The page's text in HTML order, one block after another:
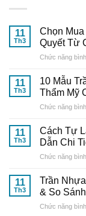
11
Th3
Chọn
Quyết Từ
Chức năng
11
Th3
10 Mẫu
Thẩm Mỹ
Chức năng
11
Th3
Cách Tự
Dẫn Chi
Chức năng
11
Th3
Trần
& So
Chức năng